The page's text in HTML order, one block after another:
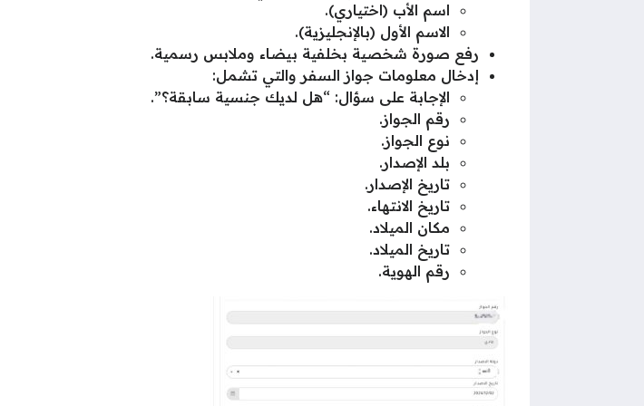
اسم الأب (اختياري).
الاسم الأول (بالإنجليزية).
رفع صورة شخصية بخلفية بيضاء وملابس رسمية.
إدخال معلومات جواز السفر والتي تشمل:
الإجابة على سؤال: “هل لديك جنسية سابقة؟”.
رقم الجواز.
نوع الجواز.
بلد الإصدار.
تاريخ الإصدار.
تاريخ الانتهاء.
مكان الميلاد.
تاريخ الميلاد.
رقم الهوية.